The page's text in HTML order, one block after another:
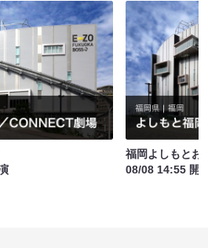
福岡よしもとお
08/08 14:55 開